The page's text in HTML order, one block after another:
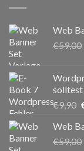
Web
€59,00
solltest
€9,90
Web
€59,00